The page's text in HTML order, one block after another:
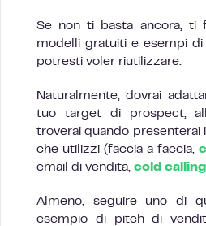
Se non ti basta ancora, ti
modelli gratuiti e esempi
potresti voler riutilizzare.
Naturalmente, dovrai
tuo target di prospect,
troverai quando presenterai
che utilizzi (faccia a faccia,
email di vendita, cold
Almeno, seguire uno di
esempio di pitch di